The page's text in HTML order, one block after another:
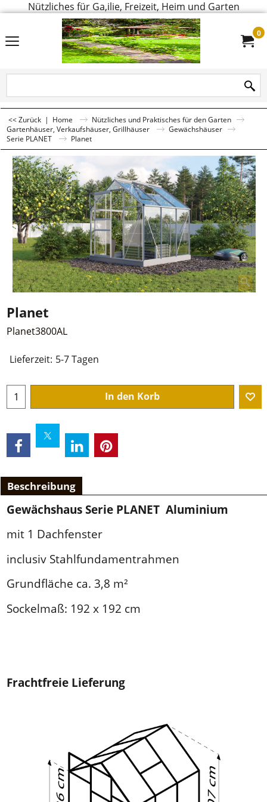
Nützliches für Ga,ilie, Freizeit, Heim und Garten
0
<< Zurück | Home
Nützliches und Praktisches für den Garten
Gartenhäuser, Verkaufshäuser, Grillhäuser
Gewächshäuser
Serie PLANET
Planet
Planet
Planet3800AL
Lieferzeit: 5-7 Tagen
In den Korb
Beschreibung
Gewächshaus Serie PLANET Aluminium
mit 1 Dachfenster
inclusiv Stahlfundamentrahmen
Grundfläche ca. 3,8 m²
Sockelmaß: 192 x 192 cm
Frachtfreie Lieferung